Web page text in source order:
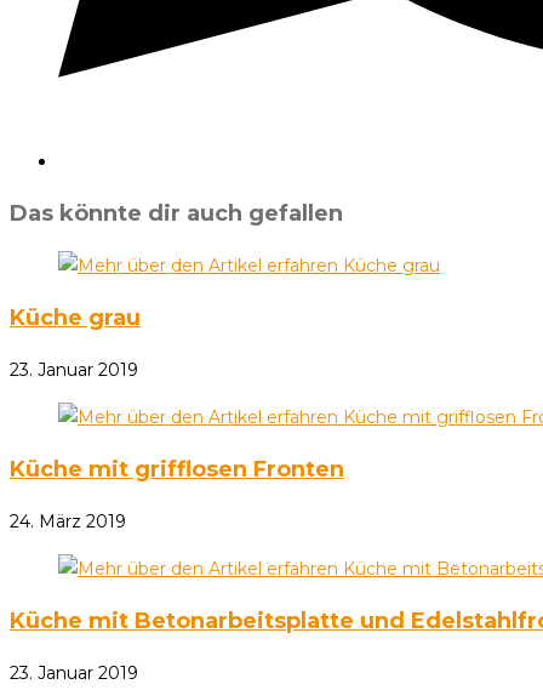
Das könnte dir auch gefallen
Küche grau
23. Januar 2019
Küche mit grifflosen Fronten
24. März 2019
Küche mit Betonarbeitsplatte und
23. Januar 2019